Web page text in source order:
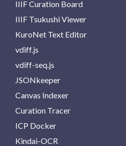
IIIF Curation Board
IIIF Tsukushi Viewer
KuroNet Text Editor
vdiff.js
vdiff-seq.js
JSONkeeper
Canvas Indexer
Curation Tracer
ICP Docker
Kindai-OCR